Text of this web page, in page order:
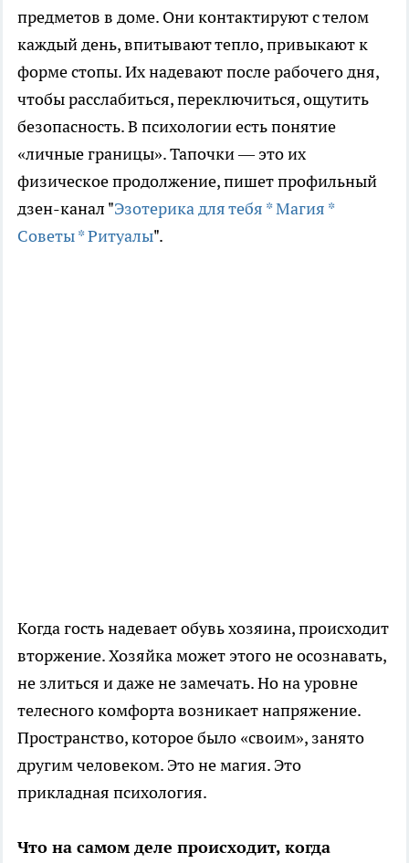
предметов в доме. Они контактируют с телом
каждый день, впитывают тепло, привыкают к
форме стопы. Их надевают после рабочего дня,
чтобы расслабиться, переключиться, ощутить
безопасность. В психологии есть понятие
«личные границы». Тапочки — это их
физическое продолжение, пишет профильный
дзен-канал "Эзотерика для тебя * Магия *
Советы * Ритуалы".
Когда гость надевает обувь хозяина, происходит
вторжение. Хозяйка может этого не осознавать,
не злиться и даже не замечать. Но на уровне
телесного комфорта возникает напряжение.
Пространство, которое было «своим», занято
другим человеком. Это не магия. Это
прикладная психология.
Что на самом деле происходит, когда